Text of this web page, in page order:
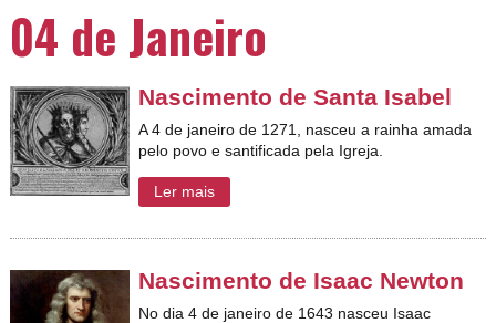
04 de Janeiro
Nascimento de Santa Isabel
A 4 de janeiro de 1271, nasceu a rainha amada
pelo povo e santificada pela Igreja.
Ler mais
Nascimento de Isaac Newton
No dia 4 de janeiro de 1643 nasceu Isaac